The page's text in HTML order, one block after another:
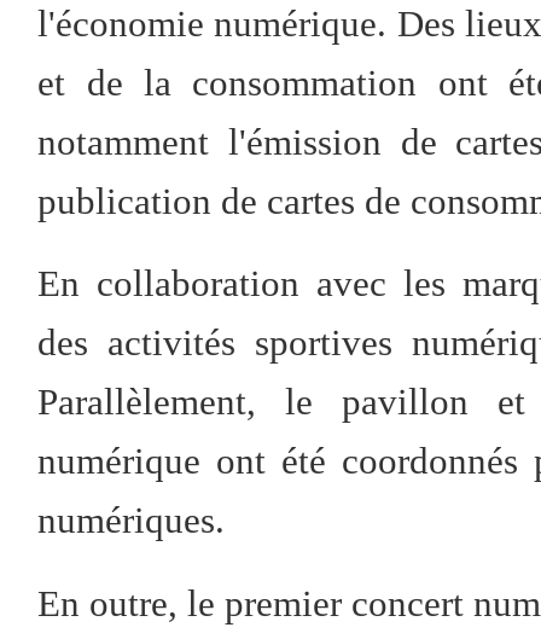
l'économie numérique. Des
et de la consommation ont
notamment l'émission de
publication de cartes de
En collaboration avec les
des activités sportives
Parallèlement, le pavillon
numérique ont été
numériques.
En outre, le premier concert